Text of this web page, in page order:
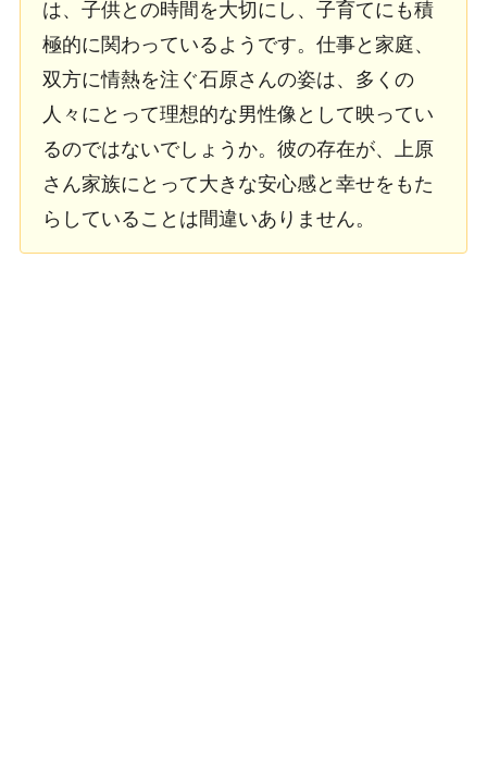
は、子供との時間を大切にし、子育てにも積
極的に関わっているようです。仕事と家庭、
双方に情熱を注ぐ石原さんの姿は、多くの
人々にとって理想的な男性像として映ってい
るのではないでしょうか。彼の存在が、上原
さん家族にとって大きな安心感と幸せをもた
らしていることは間違いありません。